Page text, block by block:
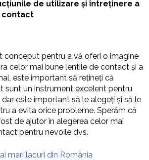
de utilizare și întreținere a
conceput pentru a vă oferi o imagine
celor mai bune lentile de contact și a
este important să rețineți că
sunt un instrument excelent pentru
este important să le alegeți și să le
a evita orice probleme. Sperăm că
de ajutor în alegerea celor mai
pentru nevoile dvs.
mari lacuri din România